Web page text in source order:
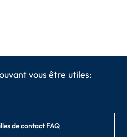
vous être utiles:
de contact FAQ